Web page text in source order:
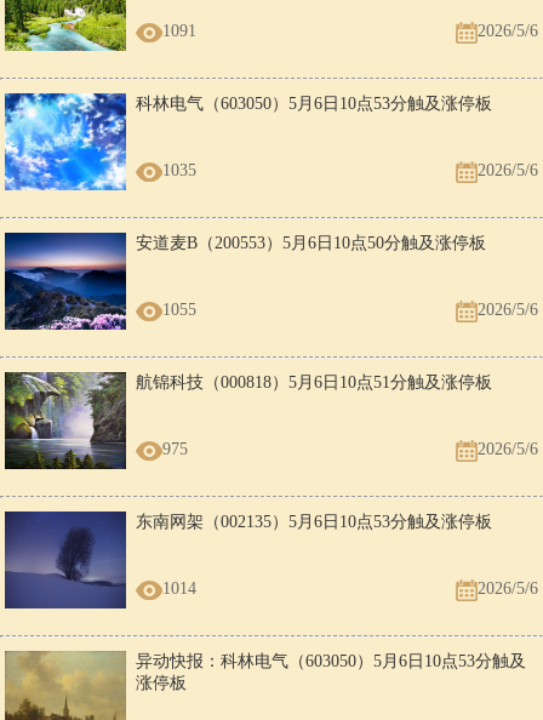
1091 2026/5/6
科林电气（603050）5月6日10点53分触及涨停板
1035 2026/5/6
安道麦B（200553）5月6日10点50分触及涨停板
1055 2026/5/6
航锦科技（000818）5月6日10点51分触及涨停板
975 2026/5/6
东南网架（002135）5月6日10点53分触及涨停板
1014 2026/5/6
异动快报：科林电气（603050）5月6日10点53分触及
涨停板